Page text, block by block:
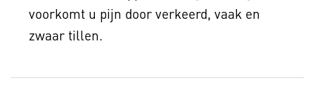
voorkomt u pijn door verkeerd, vaak en
zwaar tillen.